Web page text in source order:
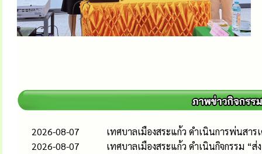
2026-08-07
เทศบาลเมืองสระแก้ว ดำเนินการพ่นสา
2026-08-07
เทศบาลเมืองสระแก้ว ดำเนินกิจกรรม “